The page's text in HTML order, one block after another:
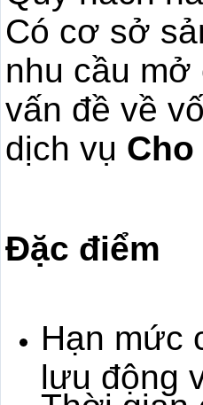
Có cơ sở
nhu cầu
vấn đề về
dịch vụ
Đặc điểm
Hạn mức
lưu động